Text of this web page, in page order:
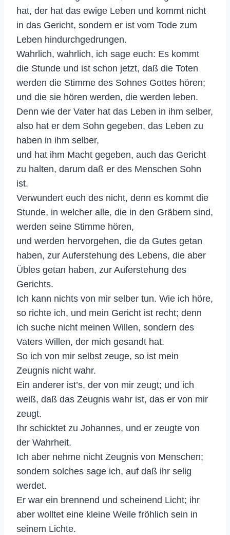
hat, der hat das ewige Leben und kommt nicht
in das Gericht, sondern er ist vom Tode zum
Leben hindurchgedrungen.
Wahrlich, wahrlich, ich sage euch: Es kommt
die Stunde und ist schon jetzt, daß die Toten
werden die Stimme des Sohnes Gottes hören;
und die sie hören werden, die werden leben.
Denn wie der Vater hat das Leben in ihm selber,
also hat er dem Sohn gegeben, das Leben zu
haben in ihm selber,
und hat ihm Macht gegeben, auch das Gericht
zu halten, darum daß er des Menschen Sohn
ist.
Verwundert euch des nicht, denn es kommt die
Stunde, in welcher alle, die in den Gräbern sind,
werden seine Stimme hören,
und werden hervorgehen, die da Gutes getan
haben, zur Auferstehung des Lebens, die aber
Übles getan haben, zur Auferstehung des
Gerichts.
Ich kann nichts von mir selber tun. Wie ich höre,
so richte ich, und mein Gericht ist recht; denn
ich suche nicht meinen Willen, sondern des
Vaters Willen, der mich gesandt hat.
So ich von mir selbst zeuge, so ist mein
Zeugnis nicht wahr.
Ein anderer ist’s, der von mir zeugt; und ich
weiß, daß das Zeugnis wahr ist, das er von mir
zeugt.
Ihr schicktet zu Johannes, und er zeugte von
der Wahrheit.
Ich aber nehme nicht Zeugnis von Menschen;
sondern solches sage ich, auf daß ihr selig
werdet.
Er war ein brennend und scheinend Licht; ihr
aber wolltet eine kleine Weile fröhlich sein in
seinem Lichte.